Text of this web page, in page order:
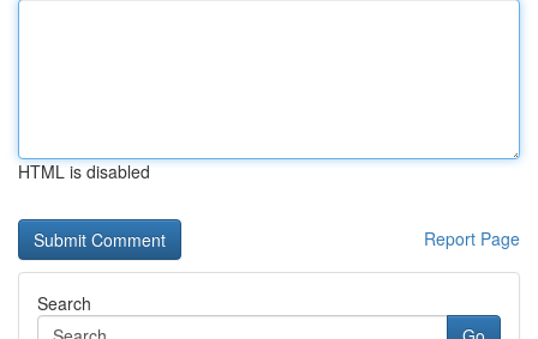
HTML is disabled
Report Page
Search